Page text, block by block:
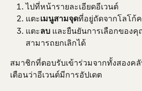
ไปที่หน้ารายละเอียดอีเวนต์
แตะเมนูสามจุดที่อยู่ถัดจากโลโก้
แตะลบ และยืนยันการเลือกของ
สามารถยกเลิกได้
สมาชิกที่ตอบรับเข้าร่วมจากทั้งสองค
เตือนว่าอีเวนต์มีการอัปเดต